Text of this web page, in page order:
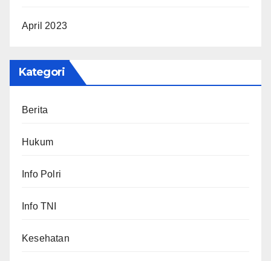
April 2023
Kategori
Berita
Hukum
Info Polri
Info TNI
Kesehatan